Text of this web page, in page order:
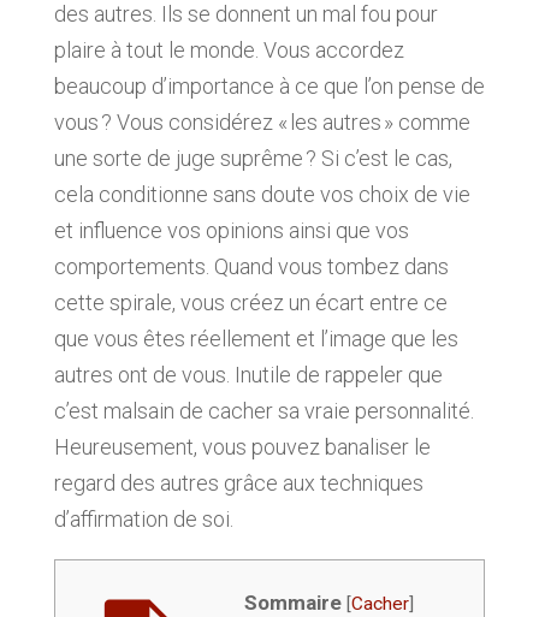
des autres. Ils se donnent un mal fou pour
plaire à tout le monde. Vous accordez
beaucoup d’importance à ce que l’on pense de
vous ? Vous considérez « les autres » comme
une sorte de juge suprême ? Si c’est le cas,
cela conditionne sans doute vos choix de vie
et influence vos opinions ainsi que vos
comportements. Quand vous tombez dans
cette spirale, vous créez un écart entre ce
que vous êtes réellement et l’image que les
autres ont de vous. Inutile de rappeler que
c’est malsain de cacher sa vraie personnalité.
Heureusement, vous pouvez banaliser le
regard des autres grâce aux techniques
d’affirmation de soi.
Sommaire [Cacher]